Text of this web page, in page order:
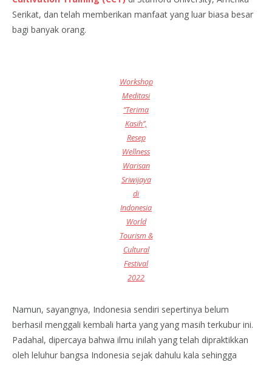
Serikat, dan telah memberikan manfaat yang luar biasa besar
bagi banyak orang.
Workshop
Meditasi
“Terima
Kasih”,
Resep
Wellness
Warisan
Sriwijaya
di
Indonesia
World
Tourism &
Cultural
Festival
2022
Namun, sayangnya, Indonesia sendiri sepertinya belum
berhasil menggali kembali harta yang yang masih terkubur ini.
Padahal, dipercaya bahwa ilmu inilah yang telah dipraktikkan
oleh leluhur bangsa Indonesia sejak dahulu kala sehingga